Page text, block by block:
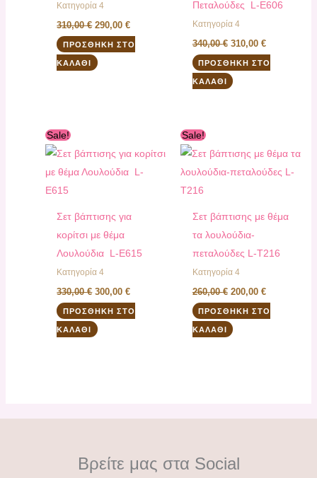
Κατηγορία 4
310,00€ 290,00€
ΠΡΟΣΘΉΚΗ ΣΤΟ
ΚΑΛΆΘΙ
Πεταλούδες L-E606
Κατηγορία 4
340,00€ 310,00 €
ΠΡΟΣΘΉΚΗ ΣΤΟ
ΚΑΛΆΘΙ
Sale!
Σετ βάπτισης για
κορίτσι με θέμα
Λουλούδια L-E615
Κατηγορία 4
330,00€
was:
300,00€
τιμή
300,00 €.
ΠΡΟΣΘΉΚΗ ΣΤΟ
ΚΑΛΆΘΙ
Sale!
Σετ βάπτισης με θέμα
τα λουλούδια-
πεταλούδες L-Τ216
Κατηγορία 4
260,00€
was:
200,00 €
τιμή
200,00 €.
ΠΡΟΣΘΉΚΗ ΣΤΟ
ΚΑΛΆΘΙ
Βρείτε μας στα Social